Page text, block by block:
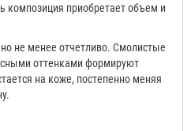
приобретает объем и
не менее отчетливо. Смолистые
оттенками формируют
на коже, постепенно меняя